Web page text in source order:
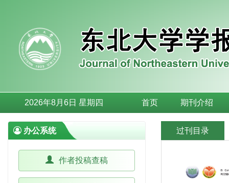
2026年8月6日 星期四 首页 期刊介绍
过刊目录
办公系统
作者投稿查稿